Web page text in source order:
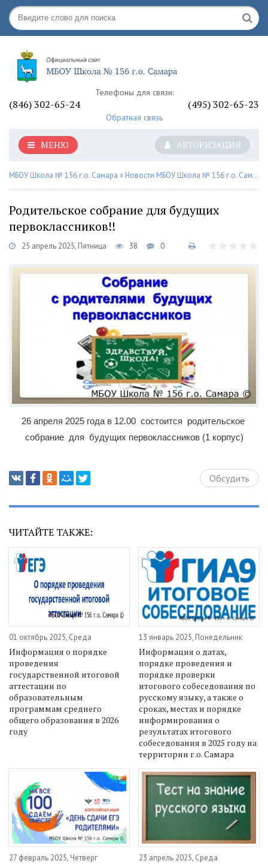
Телефоны для связи:
(846) 302-65-24 (495) 302-65-23
Обратная связь
АВТОРИЗАЦИЯ
МЕНЮ
МБОУ Школа № 156 г.о. Самара » Новости МБОУ Школа № 156 г.о. Самара
Родительское собрание для будущих
первоклассников!!
25 апрель 2025, Пятница 38 0
26 апреля 2025 года в 12.00 состоится родительское
собрание для будущих первоклассников (1 корпус)
Обсудить
ЧИТАЙТЕ ТАКЖЕ:
01 октябрь 2025, Среда
Информация о порядке
проведения
государственной итоговой
аттестации по
образовательным
программам среднего
общего образования в 2026
году
13 январь 2025, Понедельник
Информация о датах,
порядке проведения и
порядке проверки
итогового собеседования по
русскому языку, а также о
сроках, местах и порядке
информирования о
результатах итогового
собеседования в 2025 году на
территории г.о. Самара
27 февраль 2025, Четверг 23 апрель 2025, Среда